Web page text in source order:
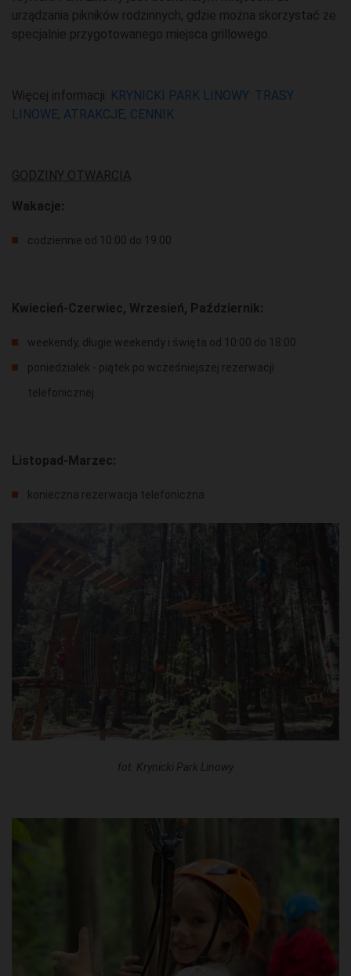
urządzania pikników rodzinnych, gdzie można skorzystać ze
specjalnie przygotowanego miejsca grillowego.
Więcej informacji: KRYNICKI PARK LINOWY: TRASY
LINOWE, ATRAKCJE, CENNIK
GODZINY OTWARCIA
Wakacje:
codziennie od 10:00 do 19:00
Kwiecień-Czerwiec, Wrzesień, Październik:
weekendy, długie weekendy i święta od 10:00 do 18:00
poniedziałek - piątek po wcześniejszej rezerwacji
telefonicznej
Listopad-Marzec:
konieczna rezerwacja telefoniczna
fot. Krynicki Park Linowy